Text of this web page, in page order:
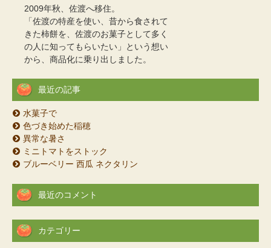
2009年秋、佐渡へ移住。
「佐渡の特産を使い、昔から食されて
きた柿餅を、佐渡のお菓子として多く
の人に知ってもらいたい」という想い
から、商品化に乗り出しました。
最近の記事
水菓子で
色づき始めた稲穂
異常な暑さ
ミニトマトをストック
ブルーベリー 西瓜 ネクタリン
最近のコメント
カテゴリー